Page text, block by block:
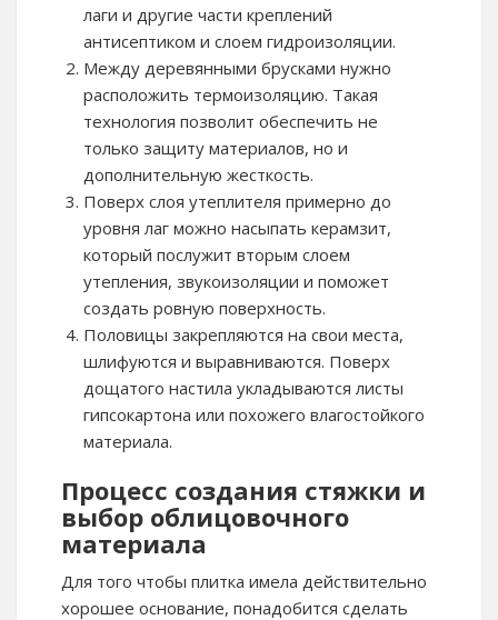
лаги и другие части креплений
антисептиком и слоем гидроизоляции.
Между деревянными брусками нужно
расположить термоизоляцию. Такая
технология позволит обеспечить не
только защиту материалов, но и
дополнительную жесткость.
Поверх слоя утеплителя примерно до
уровня лаг можно насыпать керамзит,
который послужит вторым слоем
утепления, звукоизоляции и поможет
создать ровную поверхность.
Половицы закрепляются на свои места,
шлифуются и выравниваются. Поверх
дощатого настила укладываются листы
гипсокартона или похожего влагостойкого
материала.
Процесс создания стяжки и
выбор облицовочного
материала
Для того чтобы плитка имела действительно
хорошее основание, понадобится сделать